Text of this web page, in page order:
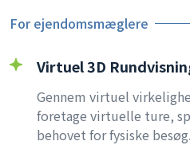
For ejendomsmæglere
Virtuel 3D
Gennem virtuel
foretage virtuelle ture,
behovet for fysiske besøg.